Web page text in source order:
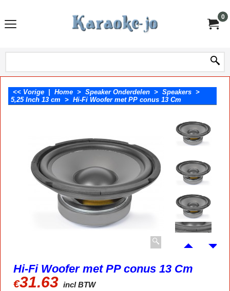
0
<< Vorige Home > Speaker Onderdelen > Speakers >
5,25 Inch 13 cm > Hi-Fi Woofer met PP conus 13 Cm
Hi-Fi Woofer met PP conus 13 Cm
€31.63 incl BTW